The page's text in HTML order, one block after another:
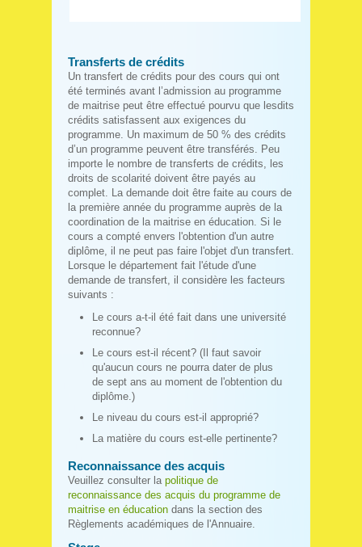
Transferts de crédits
Un transfert de crédits pour des cours qui ont
été terminés avant l’admission au programme
de maitrise peut être effectué pourvu que lesdits
crédits satisfassent aux exigences du
programme. Un maximum de 50 % des crédits
d’un programme peuvent être transférés. Peu
importe le nombre de transferts de crédits, les
droits de scolarité doivent être payés au
complet. La demande doit être faite au cours de
la première année du programme auprès de la
coordination de la maitrise en éducation. Si le
cours a compté envers l'obtention d'un autre
diplôme, il ne peut pas faire l'objet d'un transfert.
Lorsque le département fait l'étude d'une
demande de transfert, il considère les facteurs
suivants :
Le cours a-t-il été fait dans une université
reconnue?
Le cours est-il récent? (Il faut savoir
qu'aucun cours ne pourra dater de plus
de sept ans au moment de l'obtention du
diplôme.)
Le niveau du cours est-il approprié?
La matière du cours est-elle pertinente?
Reconnaissance des acquis
Veuillez consulter la politique de
reconnaissance des acquis du programme de
maitrise en éducation dans la section des
Règlements académiques de l'Annuaire.